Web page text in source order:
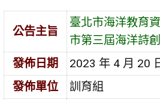
公告主旨
臺北市海洋教育
市第三屆海洋詩
發佈日期
2023 年 4 月 20
發佈單位
訓育組